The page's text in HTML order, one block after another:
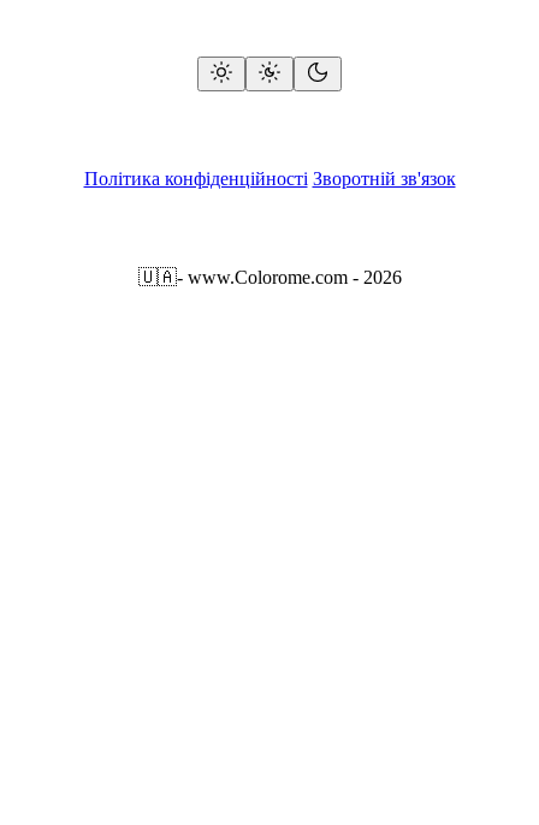
Політика конфіденційності Зворотній зв'язок
🇺🇦- www.Colorome.com - 2026